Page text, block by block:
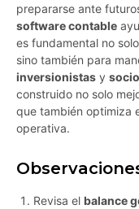
prepararse ante
software contable
es fundamental no
sino también para
inversionistas y
construido no solo
que también optimiza
operativa.
Revisa el balance